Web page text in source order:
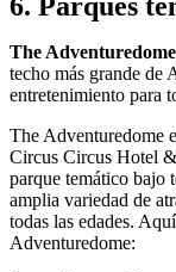
6. Parques
The
techo más grande de
entretenimiento para
The Adventuredome
Circus Circus Hotel
parque temático bajo
amplia variedad de
todas las edades.
Adventuredome: